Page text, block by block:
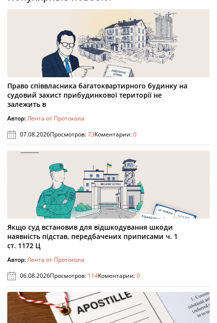
Право співвласника багатоквартирного будинку на
судовий захист прибудинкової території не
залежить в
Автор:Лента от Протокола
07.08.2026Просмотров:73Коментарии:0
Якщо суд встановив для відшкодування шкоди
наявність підстав, передбачених приписами ч. 1
ст. 1172 Ц
Автор:Лента от Протокола
06.08.2026Просмотров: 114Коментарии:0